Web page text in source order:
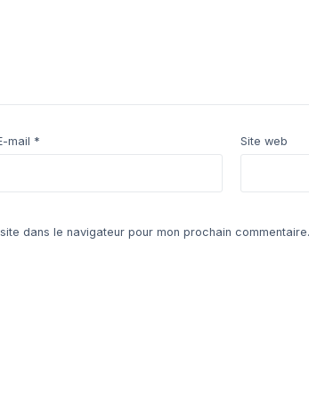
mail * Site web
dans le navigateur pour mon prochain commentaire.